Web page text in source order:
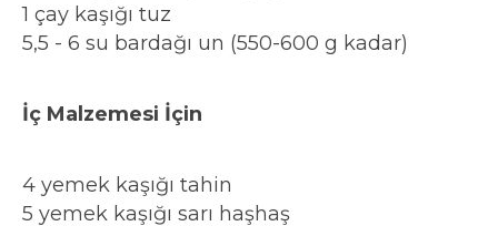
1 çay kaşığı tuz
5,5 - 6 su bardağı un (550-600 g kadar)
İç Malzemesi İçin
4 yemek kaşığı tahin
5 yemek kaşığı sarı haşhaş